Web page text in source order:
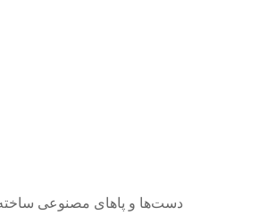
دست‌ها و پا‌های مصنوعی